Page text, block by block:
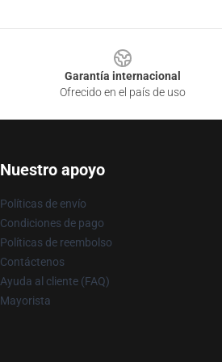
Garantía internacional
Ofrecido en el país de uso
Nuestro apoyo
Políticas de envío
Condiciones de pago
Políticas de reembolso
Contáctenos
Ayuda al cliente (FAQ)
Mayorista